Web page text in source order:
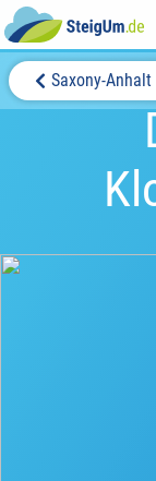
Saxony-Anhalt